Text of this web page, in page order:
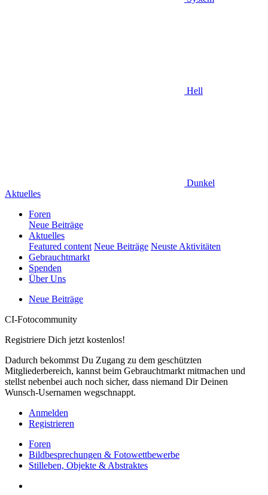
Hell
Dunkel
Aktuelles
Foren
Neue Beiträge
Aktuelles
Featured content Neue Beiträge Neuste Aktivitäten
Gebrauchtmarkt
Spenden
Über Uns
Neue Beiträge
CI-Fotocommunity
Registriere Dich jetzt kostenlos!
Dadurch bekommst Du Zugang zu dem geschützten
Mitgliederbereich, kannst beim Gebrauchtmarkt mitmachen und
stellst nebenbei auch noch sicher, dass niemand Dir Deinen
Wunsch-Usernamen wegschnappt.
Anmelden
Registrieren
Foren
Bildbesprechungen & Fotowettbewerbe
Stilleben, Objekte & Abstraktes